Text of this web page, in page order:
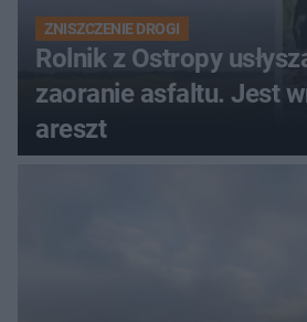
ZNISZCZENIE DROGI
Rolnik z Ostropy
zaoranie asfaltu. Jest
areszt